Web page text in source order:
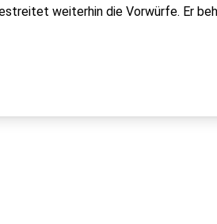
weiterhin die Vorwürfe. Er